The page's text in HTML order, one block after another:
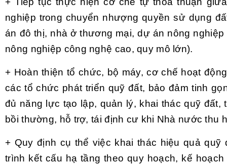
nghiệp trong chuyển nhượng quyền sử dụng
án đô thị, nhà ở thương mại, dự án nông
nông nghiệp công nghệ cao, quy mô lớn).
+ Hoàn thiện tổ chức, bộ máy, cơ chế hoạt
các tổ chức phát triển quỹ đất, bảo đảm tinh
đủ năng lực tạo lập, quản lý, khai thác quỹ đất,
bồi thường, hỗ trợ, tái định cư khi Nhà nước thu
+ Quy định cụ thể việc khai thác hiệu quả quỹ
trình kết cấu hạ tầng theo quy hoạch, kế